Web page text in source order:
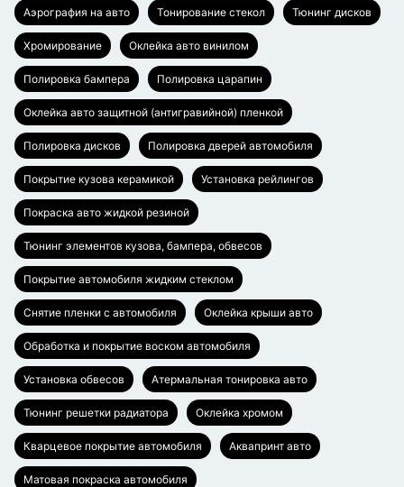
Аэрография на авто Тонирование стекол Тюнинг дисков
Хромирование Оклейка авто винилом
Полировка бампера Полировка царапин
Оклейка авто защитной (антигравийной) пленкой
Полировка дисков Полировка дверей автомобиля
Покрытие кузова керамикой Установка рейлингов
Покраска авто жидкой резиной
Тюнинг элементов кузова, бампера, обвесов
Покрытие автомобиля жидким стеклом
Снятие пленки с автомобиля Оклейка крыши авто
Обработка и покрытие воском автомобиля
Установка обвесов Атермальная тонировка авто
Тюнинг решетки радиатора Оклейка хромом
Кварцевое покрытие автомобиля Аквапринт авто
Матовая покраска автомобиля